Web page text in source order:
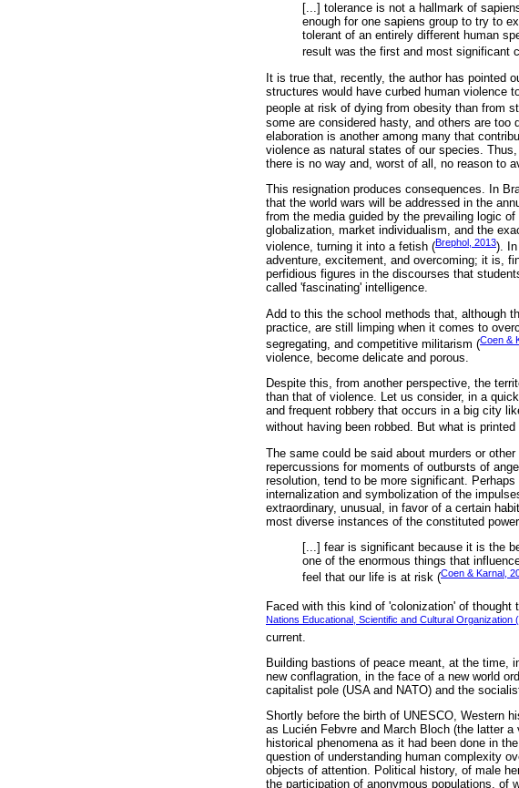
[...] tolerance is not a hallmark of
enough for one sapiens group to try to
tolerant of an entirely different human
result was the first and most significant
It is true that, recently, the author has pointed
structures would have curbed human violence
people at risk of dying from obesity than from
some are considered hasty, and others are
elaboration is another among many that
violence as natural states of our species.
there is no way and, worst of all, no reason to
This resignation produces consequences. In
that the world wars will be addressed in the
from the media guided by the prevailing logic
globalization, market individualism, and the
violence, turning it into a fetish (Brephol, 2013).
adventure, excitement, and overcoming; it is,
perfidious figures in the discourses that
called 'fascinating' intelligence.
Add to this the school methods that, although
practice, are still limping when it comes to
segregating, and competitive militarism (Coen &
violence, become delicate and porous.
Despite this, from another perspective, the
than that of violence. Let us consider, in a
and frequent robbery that occurs in a big city
without having been robbed. But what is
The same could be said about murders or
repercussions for moments of outbursts of
resolution, tend to be more significant.
internalization and symbolization of the
extraordinary, unusual, in favor of a certain
most diverse instances of the constituted
[...] fear is significant because it is the
one of the enormous things that
feel that our life is at risk (Coen & Karnal,
Faced with this kind of 'colonization' of
Nations Educational, Scientific and Cultural Organization
current.
Building bastions of peace meant, at the time,
new conflagration, in the face of a new world
capitalist pole (USA and NATO) and the
Shortly before the birth of UNESCO, Western
as Lucién Febvre and March Bloch (the latter
historical phenomena as it had been done in
question of understanding human complexity
objects of attention. Political history, of male
the participation of anonymous populations, of